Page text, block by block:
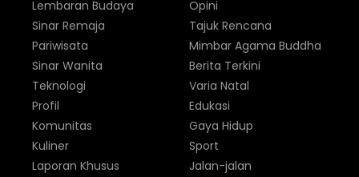
Lembaran Budaya
Sinar Remaja
Pariwisata
Sinar Wanita
Opini
Tajuk Rencana
Mimbar Agama Buddha
Berita Terkini
Teknologi
Profil
Komunitas
Kuliner
Laporan Khusus
Varia Natal
Edukasi
Gaya Hidup
Sport
Jalan-jalan